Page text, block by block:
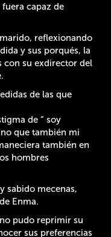
capaz de
reflexionando
y sus porqués, la
con su exdirector del
de las que
de “ soy
que también mi
también en
hombres
sabido mecenas,
Enma.
pudo reprimir su
sus preferencias